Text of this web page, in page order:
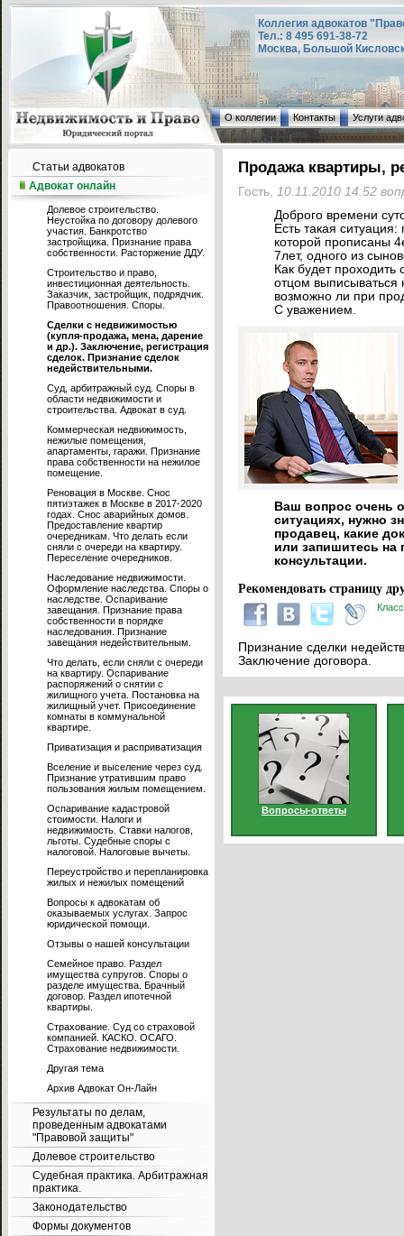
Коллегия адвокатов
Тел.: 8 495 691-38-72
Москва, Большой
О коллегии Контакты Услуги
Статьи адвокатов
Адвокат онлайн
Долевое строительство.
Неустойка по договору долевого
участия. Банкротство
застройщика. Признание права
собственности. Расторжение ДДУ.
Строительство и право,
инвестиционная деятельность.
Заказчик, застройщик, подрядчик.
Правоотношения. Споры.
Сделки с недвижимостью
(купля-продажа, мена, дарение
и др.). Заключение, регистрация
сделок. Признание сделок
недействительными.
Суд, арбитражный суд. Споры в
области недвижимости и
строительства. Адвокат в суд.
Коммерческая недвижимость,
нежилые помещения,
апартаменты, гаражи. Признание
права собственности на нежилое
помещение.
Реновация в Москве. Снос
пятиэтажек в Москве в 2017-2020
годах. Снос аварийных домов.
Предоставление квартир
очередникам. Что делать если
сняли с очереди на квартиру.
Переселение очередников.
Наследование недвижимости.
Оформление наследства. Споры о
наследстве. Оспаривание
завещания. Признание права
собственности в порядке
наследования. Признание
завещания недействительным.
Что делать, если сняли с очереди
на квартиру. Оспаривание
распоряжений о снятии с
жилищного учета. Постановка на
жилищный учет. Присоединение
комнаты в коммунальной
квартире.
Приватизация и расприватизация
Вселение и выселение через суд.
Признание утратившим право
пользования жилым помещением.
Оспаривание кадастровой
стоимости. Налоги и
недвижимость. Ставки налогов,
льготы. Судебные споры с
налоговой. Налоговые вычеты.
Переустройство и перепланировка
жилых и нежилых помещений
Вопросы к адвокатам об
оказываемых услугах. Запрос
юридической помощи.
Отзывы о нашей консультации
Семейное право. Раздел
имущества супругов. Споры о
разделе имущества. Брачный
договор. Раздел ипотечной
квартиры.
Страхование. Суд со страховой
компанией. КАСКО. ОСАГО.
Страхование недвижимости.
Другая тема
Архив Адвокат Он-Лайн
Результаты по делам,
проведенным адвокатами
"Правовой защиты"
Долевое строительство
Судебная практика. Арбитражная
практика.
Законодательство
Формы документов
Продажа квартиры,
Гость, 10.11.2010 14:52
Доброго времени
Есть такая
которой прописаны
7лет, одного из
Как будет
отцом выписываться
возможно ли при
С уважением.
Ваш вопрос очень
ситуациях, нужно
продавец, какие
или запишитесь на
консультации.
Рекомендовать страницу
Признание сделки
Заключение договора.
Вопросы-ответы